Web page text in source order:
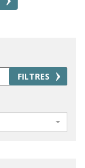
FILTRES